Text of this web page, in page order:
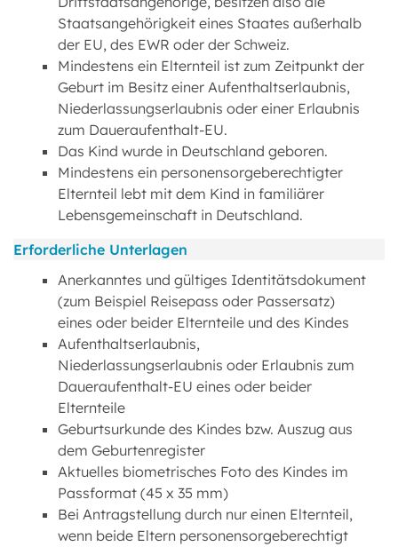
Staatsangehörigkeit eines Staates außerhalb
der EU, des EWR oder der Schweiz.
Mindestens ein Elternteil ist zum Zeitpunkt der
Geburt im Besitz einer Aufenthaltserlaubnis,
Niederlassungserlaubnis oder einer Erlaubnis
zum Daueraufenthalt-EU.
Das Kind wurde in Deutschland geboren.
Mindestens ein personensorgeberechtigter
Elternteil lebt mit dem Kind in familiärer
Lebensgemeinschaft in Deutschland.
Erforderliche Unterlagen
Anerkanntes und gültiges Identitätsdokument
(zum Beispiel Reisepass oder Passersatz)
eines oder beider Elternteile und des Kindes
Aufenthaltserlaubnis,
Niederlassungserlaubnis oder Erlaubnis zum
Daueraufenthalt-EU eines oder beider
Elternteile
Geburtsurkunde des Kindes bzw. Auszug aus
dem Geburtenregister
Aktuelles biometrisches Foto des Kindes im
Passformat (45 x 35 mm)
Bei Antragstellung durch nur einen Elternteil,
wenn beide Eltern personensorgeberechtigt